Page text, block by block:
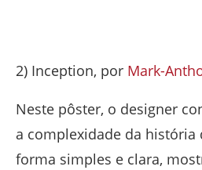
2) Inception, por Mark-
Neste pôster, o designer
a complexidade da história
forma simples e clara,